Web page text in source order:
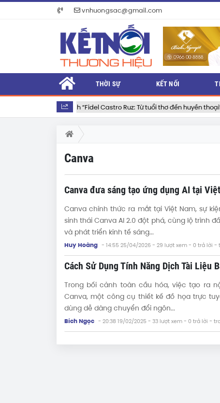
vnhuongsac@gmail.com
Ra mắt cuốn sách “Fidel Castro Ruz: Từ tuổi thơ đến huyền thoại”
THỜI SỰ KẾT NỐI
Canva
Canva đưa sáng tạo ứng dụng AI tại
Canva chính thức ra mắt tại Việt Nam, sự
sinh thái Canva AI 2.0 đột phá, cùng lộ trình
và phát triển kinh tế sáng...
Huy Hoàng - 14:55 25/04/2026 - 29 lượt xem - 0 trả lời -
Cách Sử Dụng Tính Năng Dịch Tài Liệu
Trong bối cảnh toàn cầu hóa, việc tạo ra
Canva, một công cụ thiết kế đồ họa trực
dùng dễ dàng chuyển đổi ngôn...
Bích Ngọc - 20:38 19/02/2025 - 33 lượt xem - 0 trả lời -